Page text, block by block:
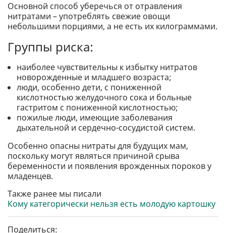
Основной способ уберечься от отравления
нитратами – употреблять свежие овощи
небольшими порциями, а не есть их килограммами.
Группы риска:
наиболее чувствительны к избытку нитратов
новорожденные и младшего возраста;
люди, особенно дети, с пониженной
кислотностью желудочного сока и больные
гастритом с пониженной кислотностью;
пожилые люди, имеющие заболевания
дыхательной и сердечно-сосудистой систем.
Особенно опасны нитраты для будущих мам,
поскольку могут являться причиной срыва
беременности и появления врожденных пороков у
младенцев.
Также ранее мы писали
Кому категорически нельзя есть молодую картошку
Поделиться: